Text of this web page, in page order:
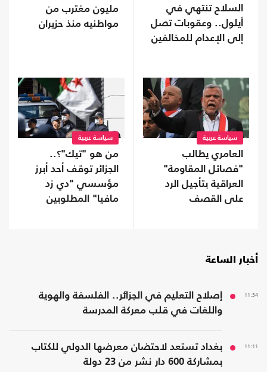
السلاح تنتهي في
أيلول.. وعقوبات تصل
إلى الإعدام للمخالفين
مليون مغترب من
مواطنيه منذ حزيران
سياسة عربية
العامري يطالب
"فصائل المقاومة"
العراقية بتأجيل الرد
على القصف
سياسة عربية
من هو "تيك"؟..
الجزائر توقف أحد أبرز
مؤسسي "دي زد
مافيا" المطلوبين
أخبار الساعة
11:34
إصلاح التعليم في الجزائر.. الفلسفة والهوية
واللغات في قلب معركة المدرسة
11:11
بغداد تستعد لاحتضان معرضها الدولي للكتاب
بمشاركة 600 دار نشر من 23 دولة